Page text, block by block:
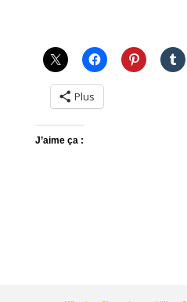
Plus
J’aime ça :